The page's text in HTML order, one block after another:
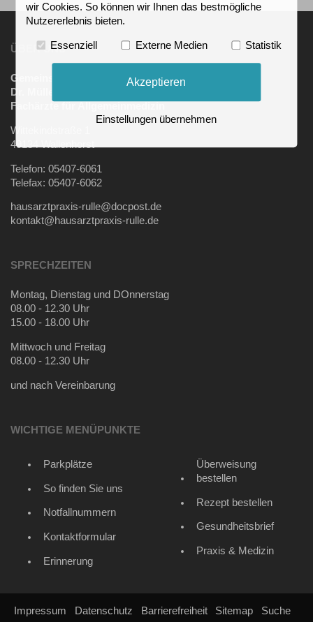
ÜBER UNS
Gemeinschaftspraxis
Dr. Müller, B. Müller und H. Roseman
Fachärzte für Allgemeinmedizin
Wittekindstraße 1
49134 Wallenhorst
Telefon: 05407-6061
Telefax: 05407-6062
hausarztpraxis-rulle@docpost.de
kontakt@hausarztpraxis-rulle.de
SPRECHZEITEN
Montag, Dienstag und DOnnerstag
08.00 - 12.30 Uhr
15.00 - 18.00 Uhr
Mittwoch und Freitag
08.00 - 12.30 Uhr
und nach Vereinbarung
WICHTIGE MENÜPUNKTE
Parkplätze
So finden Sie uns
Notfallnummern
Kontaktformular
Erinnerung
Überweisung
bestellen
Rezept bestellen
Gesundheitsbrief
Praxis & Medizin
Impressum Datenschutz Barrierefreiheit Sitemap Suche
wir Cookies. So können wir Ihnen das bestmögliche
Nutzererlebnis bieten.
Essenziell Externe Medien Statistik
Akzeptieren
Einstellungen übernehmen